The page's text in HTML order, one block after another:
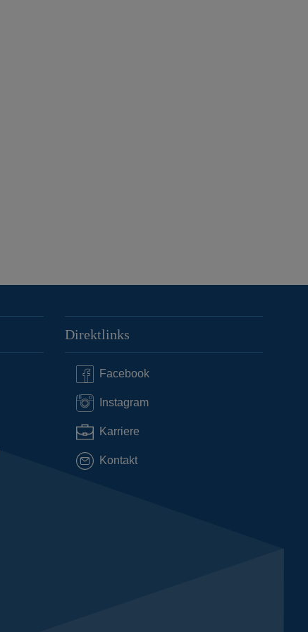
Direktlinks
Facebook
Instagram
Karriere
Kontakt